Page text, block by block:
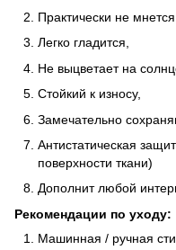
Практически не
Легко гладится,
Не выцветает на
Стойкий к износу,
Замечательно
Антистатическая
поверхности ткани)
Дополнит любой
Рекомендации по уходу:
Машинная / ручная